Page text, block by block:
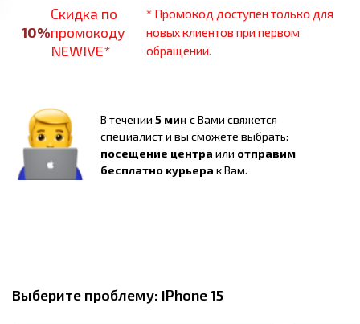
10%
Скидка по
промокоду
NEWIVE*
* Промокод доступен только для
новых клиентов при первом
обращении.
В течении 5 мин с Вами свяжется
специалист и вы сможете выбрать:
посещение центра или отправим
бесплатно курьера к Вам.
Выберите проблему: iPhone 15